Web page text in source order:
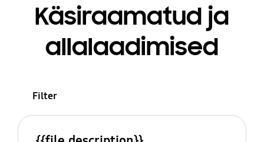
Käsiraamatud ja
allalaadimised
Filter